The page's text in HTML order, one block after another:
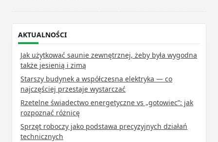
AKTUALNOŚCI
Jak użytkować saunie zewnętrznej, żeby była wygodna
także jesienią i zimą
Starszy budynek a współczesna elektryka — co
najczęściej przestaje wystarczać
Rzetelne świadectwo energetyczne vs „gotowiec”: jak
rozpoznać różnicę
Sprzęt roboczy jako podstawa precyzyjnych działań
technicznych